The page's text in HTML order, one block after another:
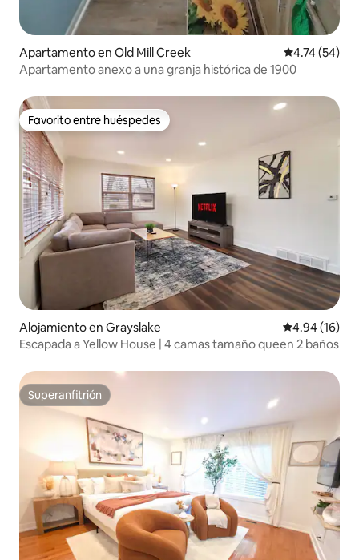
Apartamento en Old Mill Creek Calificación
4.74 (54)
Apartamento anexo a una granja histórica de 1900
Favorito entre huéspedes
Favorito entre huéspedes
Alojamiento en Grayslake Calificación
4.94 (16)
Escapada a Yellow House | 4 camas tamaño queen 2 baños
Superanfitrión
Superanfitrión